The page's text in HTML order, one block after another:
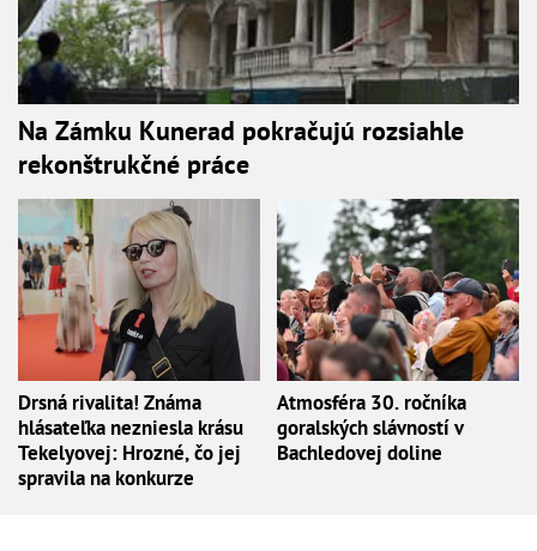
Na Zámku Kunerad pokračujú rozsiahle
rekonštrukčné práce
Drsná rivalita! Známa
hlásateľka nezniesla krásu
Tekelyovej: Hrozné, čo jej
spravila na konkurze
Atmosféra 30. ročníka
goralských slávností v
Bachledovej doline